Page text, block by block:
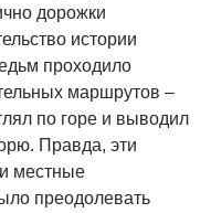
дорожки
истории
проходило
маршрутов –
по горе и выводил
Правда, эти
местные
преодолевать